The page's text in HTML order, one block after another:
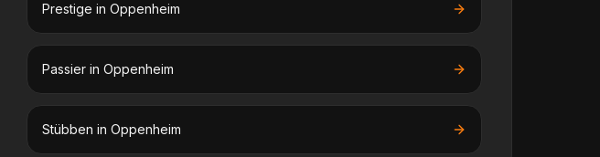
Prestige in Oppenheim
Passier in Oppenheim
Stübben in Oppenheim